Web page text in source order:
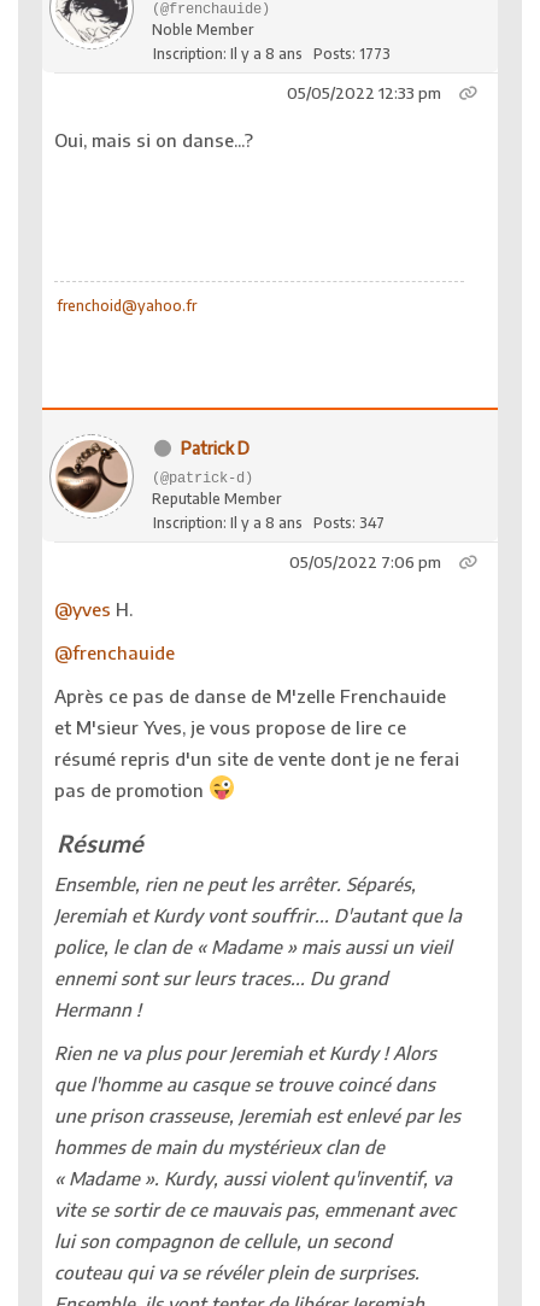
(@frenchauide)
Noble Member
Inscription: Il y a 8 ans
Posts: 1773
05/05/2022 12:33 pm
Oui, mais si on danse...?
frenchoid@yahoo.fr
Patrick D
(@patrick-d)
Reputable Member
Inscription: Il y a 8 ans
Posts: 347
05/05/2022 7:06 pm
@yves H.
@frenchauide
Après ce pas de danse de M'zelle Frenchauide
et M'sieur Yves, je vous propose de lire ce
résumé repris d'un site de vente dont je ne ferai
pas de promotion
Résumé
Ensemble, rien ne peut les arrêter. Séparés,
Jeremiah et Kurdy vont souffrir... D'autant que la
police, le clan de « Madame » mais aussi un vieil
ennemi sont sur leurs traces... Du grand
Hermann !
Rien ne va plus pour Jeremiah et Kurdy ! Alors
que l'homme au casque se trouve coincé dans
une prison crasseuse, Jeremiah est enlevé par les
hommes de main du mystérieux clan de
« Madame ». Kurdy, aussi violent qu'inventif, va
vite se sortir de ce mauvais pas, emmenant avec
lui son compagnon de cellule, un second
couteau qui va se révéler plein de surprises.